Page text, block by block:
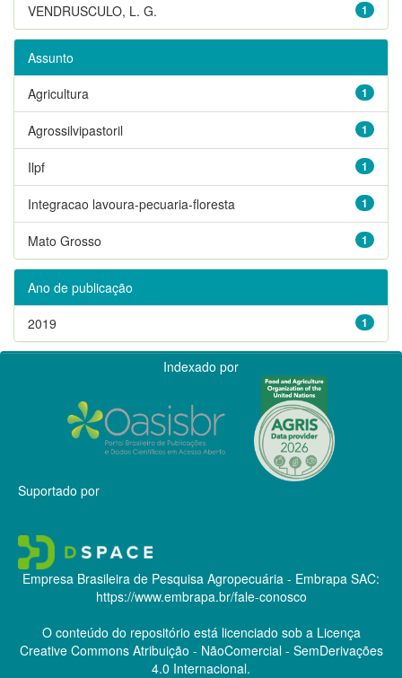
1
VENDRUSCULO, L. G.
Assunto
1
Agricultura
1
Agrossilvipastoril
1
Ilpf
1
Integracao lavoura-pecuaria-floresta
1
Mato Grosso
Ano de publicação
1
2019
Indexado por
Suportado por
Empresa Brasileira de Pesquisa Agropecuária - Embrapa SAC:
https://www.embrapa.br/fale-conosco
O conteúdo do repositório está licenciado sob a Licença
Creative CommonsAtribuição - NãoComercial - SemDerivações
4.0 Internacional.